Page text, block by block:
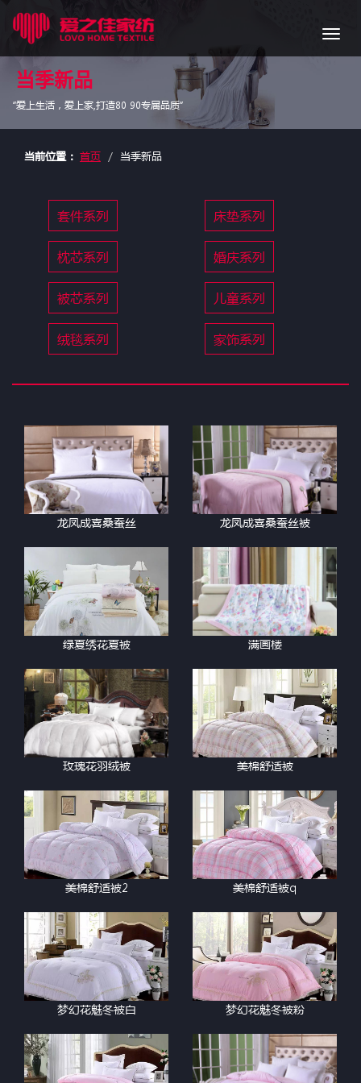
导
航
当季新品
“爱上生活，爱上家,打造80 90专属品质”
当前位置： 首页 当季新品
套件系列 床垫系列
枕芯系列 婚庆系列
被芯系列 儿童系列
绒毯系列 家饰系列
龙凤成喜桑蚕丝 龙凤成喜桑蚕丝被
绿夏绣花夏被 满画楼
玫瑰花羽绒被 美棉舒适被
美棉舒适被2 美棉舒适被q
梦幻花魅冬被白 梦幻花魅冬被粉